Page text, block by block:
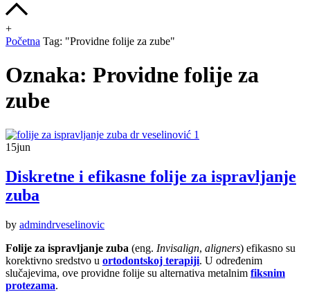
+
Početna Tag: "Providne folije za zube"
Oznaka: Providne folije za
zube
15jun
Diskretne i efikasne folije za ispravljanje
zuba
by admindrveselinovic
Folije za ispravljanje zuba (eng. Invisalign, aligners) efikasno su
korektivno sredstvo u ortodontskoj terapiji. U određenim
slučajevima, ove providne folije su alternativa metalnim fiksnim
protezama.